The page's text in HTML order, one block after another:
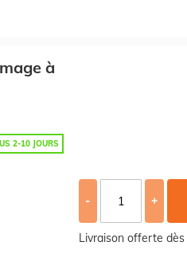
à
2-10 JOURS
- +
Livraison offerte dès